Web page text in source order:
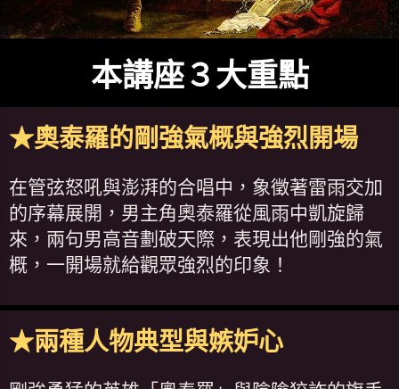
本講座３大重點
★奧泰羅的剛強氣概與強烈開場
在管弦怒吼與澎湃的合唱中，象徵著雷雨交加
的序幕展開，男主角奧泰羅從風雨中凱旋歸
來，兩句男高音劃破天際，表現出他剛強的氣
概，一開場就給觀眾強烈的印象！
★兩種人物典型與嫉妒心